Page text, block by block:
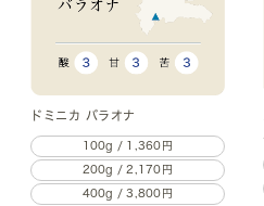
ドミニカ バラオナ
100g / 1,360円
200g / 2,170円
400g / 3,800円